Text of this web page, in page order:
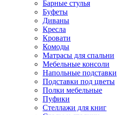
Барные стулья
Буфеты
Диваны
Кресла
Кровати
Комоды
Матрасы для спальни
Мебельные консоли
Напольные подставки
Подставки под цветы
Полки мебельные
Пуфики
Стеллажи для книг